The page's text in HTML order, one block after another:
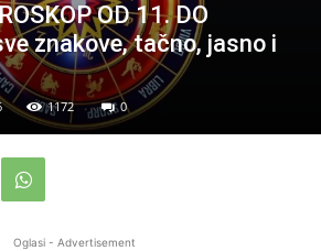
OD 11. DO
znakove, tačno, jasno i
1172 0
Oglasi - Advertisement